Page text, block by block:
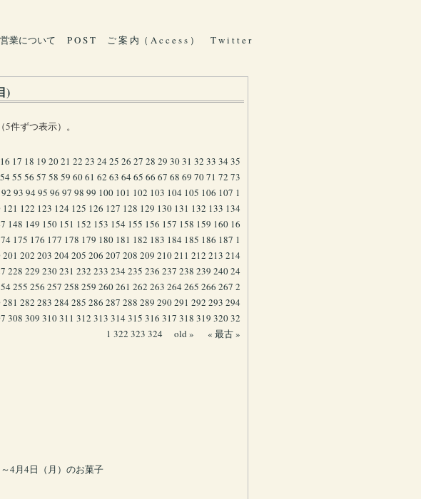
業について P O S T ご 案 内（ A c c e s s ） T w i t t e r
)
件ずつ表示）。
16 17 18 19 2021 22 23 24 25 26 27 28 29 3031 32 33 34 35
54 55 56 57 58 59 6061 62 63 64 65 66 67 68 69 7071 72 73
92 93 94 95 96 97 98 99 100 101 102 103 104 105 106 107 1
121 122 123 124 125 126 127 128 129 130 131 132 133 134
148 149 150 151 152 153 154 155 156 157 158 159 160 16
175 176 177 178 179 180 181 182 183 184 185 186 187 1
201 202 203 204 205 206 207 208 209 210211 212 213 214
228 229 230231 232 233 234 235 236 237 238 239 24024
255 256 257 258 259 260261 262 263 264 265 266 267 2
281 282 283 284 285 286 287 288 289 290291 292 293 294
308 309 310311 312 313 314 315 316 317 318 319 32032
1 322 323 324 old » « 最古 »
4月4日（月）のお菓子